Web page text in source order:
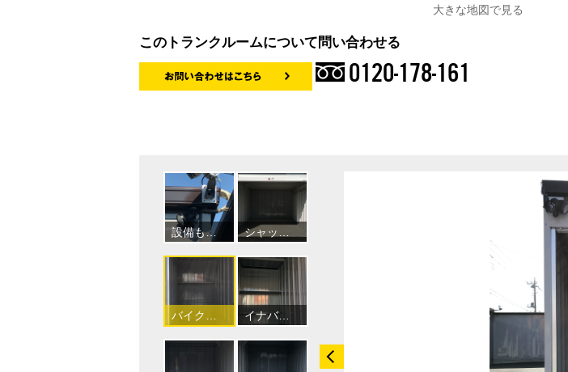
大きな地図で見る
このトランクルームについて問い合わせる
0120-178-161
設備も充実しています
バイク収納向けのトランクルーム イナバボックス川口領家3丁目店のトランクルーム内観